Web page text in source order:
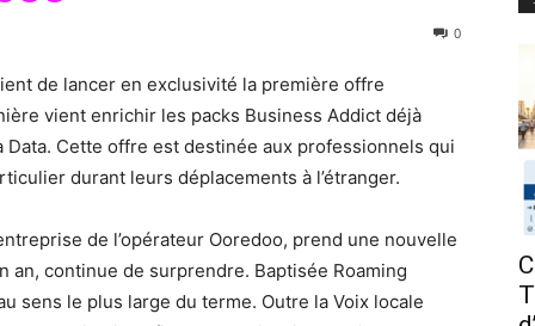
0
de lancer en exclusivité la première offre
vient enrichir les packs Business Addict déjà
Data. Cette offre est destinée aux professionnels qui
durant leurs déplacements à l’étranger.
de l’opérateur Ooredoo, prend une nouvelle
continue de surprendre. Baptisée Roaming
sens le plus large du terme. Outre la Voix locale